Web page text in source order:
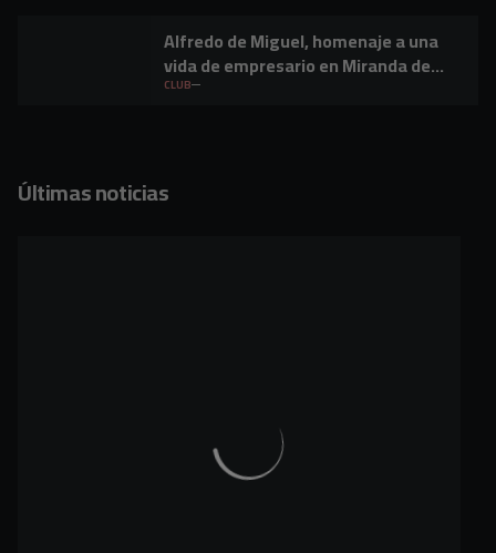
Alfredo de Miguel, homenaje a una
vida de empresario en Miranda de
Ebro
CLUB
Últimas noticias